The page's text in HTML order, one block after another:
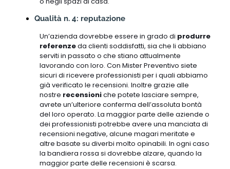
Qualità n. 4: reputazione
Un’azienda dovrebbe essere in grado di produrre
referenzeda clienti soddisfatti, sia che li abbiano
serviti in passato o che stiano attualmente
lavorando con loro. Con Mister Preventivo siete
sicuri di ricevere professionisti per i quali abbiamo
già verificato le recensioni. Inoltre grazie alle
nostre recensioniche potete lasciare sempre,
avrete un’ulteriore conferma dell’assoluta bontà
del loro operato. La maggior parte delle aziende o
dei professionisti potrebbe avere una manciata di
recensioni negative, alcune magari meritate e
altre basate su diverbi molto opinabili. In ogni caso
la bandiera rossa si dovrebbe alzare, quando la
maggior parte delle recensioni è scarsa.